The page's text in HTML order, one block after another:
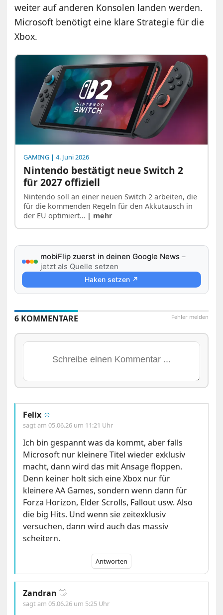
weiter auf anderen Konsolen landen werden.
Microsoft benötigt eine klare Strategie für die
Xbox.
GAMING | 4. Juni 2026
Nintendo bestätigt neue Switch 2
für 2027 offiziell
Nintendo soll an einer neuen Switch 2 arbeiten, die
für die kommenden Regeln für den Akkutausch in
der EU optimiert… | mehr
mobiFlip zuerst in deinen Google News –
jetzt als Quelle setzen
Haken setzen ↗
Fehler melden
6 KOMMENTARE
Felix 🔆
sagt am05.06.26 um 11:21 Uhr
Ich bin gespannt was da kommt, aber falls
Microsoft nur kleinere Titel wieder exklusiv
macht, dann wird das mit Ansage floppen.
Denn keiner holt sich eine Xbox nur für
kleinere AA Games, sondern wenn dann für
Forza Horizon, Elder Scrolls, Fallout usw. Also
die big Hits. Und wenn sie zeitexklusiv
versuchen, dann wird auch das massiv
scheitern.
Antworten
Zandran 👋
sagt am05.06.26 um 5:25 Uhr